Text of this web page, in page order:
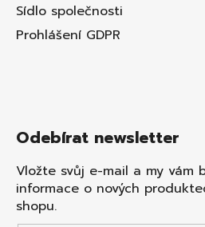
Sídlo společnosti
Prohlášení GDPR
Odebírat newsletter
Vložte svůj e-mail a my vám
informace o nových
shopu.